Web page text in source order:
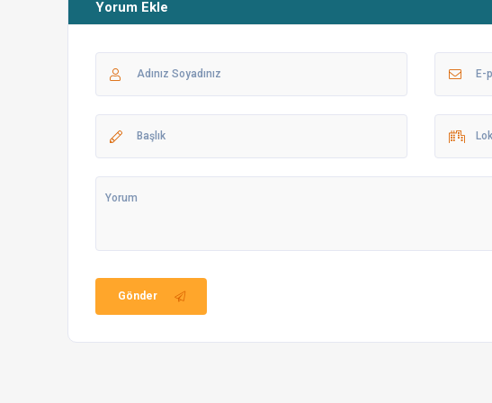
Fethiye’de gezilecek yerler
Restoran ve eğlence yerleri
Daha detaylı bilgi içinlinke tıklayarakvilla kullanım kılavuzunu
Siz değerli misafirlerimize daha iyi hizmet verebilmek için bazı
Yorum Ekle
Gönder